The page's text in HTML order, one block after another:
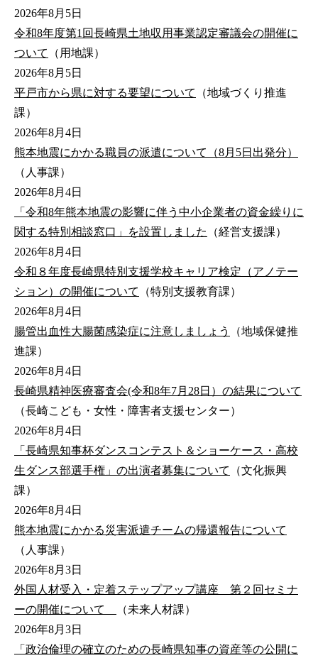
2026年8月5日
令和8年度第1回長崎県土地収用事業認定審議会の開催に
ついて
（用地課）
2026年8月5日
平戸市から県に対する要望について
（地域づくり推進
課）
2026年8月4日
熊本地震にかかる職員の派遣について（8月5日出発分）
（人事課）
2026年8月4日
「令和8年熊本地震の影響に伴う中小企業者の資金繰りに
関する特別相談窓口」を設置しました
（経営支援課）
2026年8月4日
令和８年度長崎県特別支援学校キャリア検定（アノテー
ション）の開催について
（特別支援教育課）
2026年8月4日
腸管出血性大腸菌感染症に注意しましょう
（地域保健推
進課）
2026年8月4日
長崎県精神医療審査会(令和8年7月28日）の結果について
（長崎こども・女性・障害者支援センター）
2026年8月4日
「長崎県知事杯ダンスコンテスト＆ショーケース・高校
生ダンス部選手権」の出演者募集について
（文化振興
課）
2026年8月4日
熊本地震にかかる災害派遣チームの帰還報告について
（人事課）
2026年8月3日
外国人材受入・定着ステップアップ講座 第２回セミナ
ーの開催について
（未来人材課）
2026年8月3日
「政治倫理の確立のための長崎県知事の資産等の公開に